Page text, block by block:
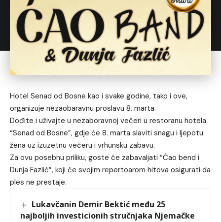
Hotel Senad od Bosne kao i svake godine, tako i ove,
organizuje nezaobaravnu proslavu 8. marta.
Dođite i uživajte u nezaboravnoj večeri u restoranu hotela
“Senad od Bosne”, gdje će 8. marta slaviti snagu i ljepotu
žena uz izuzetnu večeru i vrhunsku zabavu.
Za ovu posebnu priliku, goste će zabavaljati “Ćao bend i
Dunja Fazlić”, koji će svojim repertoarom hitova osigurati da
ples ne prestaje.
Lukavčanin Demir Bektić među 25
najboljih investicionih stručnjaka Njemačke